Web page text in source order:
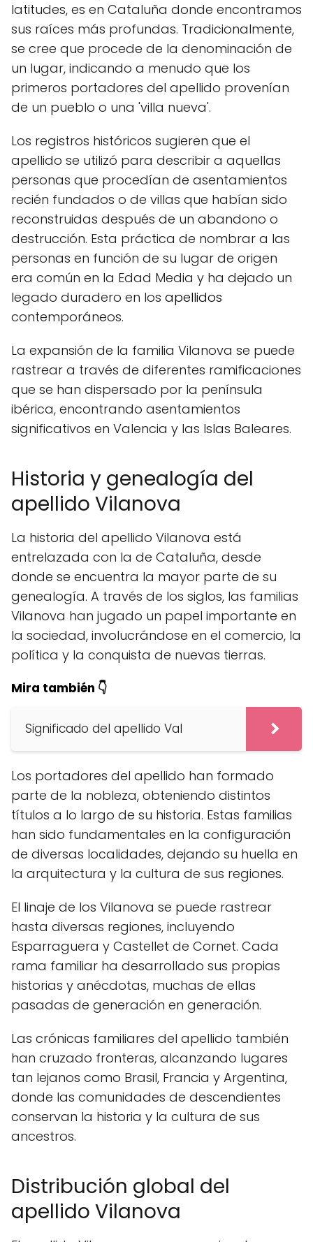
latitudes, es en Cataluña donde encontramos
sus raíces más profundas. Tradicionalmente,
se cree que procede de la denominación de
un lugar, indicando a menudo que los
primeros portadores del apellido provenían
de un pueblo o una 'villa nueva'.
Los registros históricos sugieren que el
apellido se utilizó para describir a aquellas
personas que procedían de asentamientos
recién fundados o de villas que habían sido
reconstruidas después de un abandono o
destrucción. Esta práctica de nombrar a las
personas en función de su lugar de origen
era común en la Edad Media y ha dejado un
legado duradero en los apellidos
contemporáneos.
La expansión de la familia Vilanova se puede
rastrear a través de diferentes ramificaciones
que se han dispersado por la península
ibérica, encontrando asentamientos
significativos en Valencia y las Islas Baleares.
Historia y genealogía del
apellido Vilanova
La historia del apellido Vilanova está
entrelazada con la de Cataluña, desde
donde se encuentra la mayor parte de su
genealogía. A través de los siglos, las familias
Vilanova han jugado un papel importante en
la sociedad, involucrándose en el comercio, la
política y la conquista de nuevas tierras.
Mira también 👇
Significado del apellido Val
Los portadores del apellido han formado
parte de la nobleza, obteniendo distintos
títulos a lo largo de su historia. Estas familias
han sido fundamentales en la configuración
de diversas localidades, dejando su huella en
la arquitectura y la cultura de sus regiones.
El linaje de los Vilanova se puede rastrear
hasta diversas regiones, incluyendo
Esparraguera y Castellet de Cornet. Cada
rama familiar ha desarrollado sus propias
historias y anécdotas, muchas de ellas
pasadas de generación en generación.
Las crónicas familiares del apellido también
han cruzado fronteras, alcanzando lugares
tan lejanos como Brasil, Francia y Argentina,
donde las comunidades de descendientes
conservan la historia y la cultura de sus
ancestros.
Distribución global del
apellido Vilanova